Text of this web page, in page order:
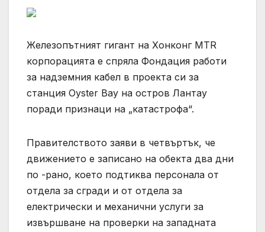
Железопътният гигант на Хонконг MTR
корпорацията е спряла Фондация работи
за надземния кабел в проекта си за
станция Oyster Bay на остров Лантау
поради признаци на „катастрофа“.
Правителството заяви в четвъртък, че
движението е записано на обекта два дни
по -рано, което подтиква персонала от
отдела за сгради и от отдела за
електрически и механични услуги за
извършване на проверки на западната